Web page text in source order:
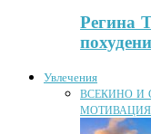
Регина
Увлечения
ВСЕКИНО И
МОТИВАЦИЯ